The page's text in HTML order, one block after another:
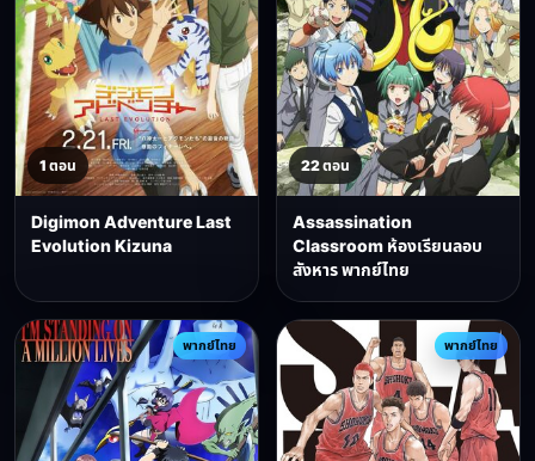
1 ตอน
Digimon Adventure Last
Evolution Kizuna
22 ตอน
Assassination
Classroom ห้องเรียนลอบ
สังหาร พากย์ไทย
พากย์ไทย พากย์ไทย